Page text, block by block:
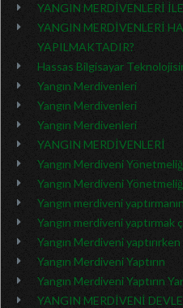
YANGIN MERDİVENLERİ
YANGIN MERDİVENLERİ
YAPILMAKTADIR?
Hassas Bilgisayar
Yangın Merdivenleri
Yangın Merdivenleri
Yangın Merdivenleri
YANGIN MERDİVENLERİ
Yangın Merdiveni
Yangın Merdiveni
Yangın merdiveni
Yangın merdiveni yaptırmak
Yangın Merdiveni
Yangın Merdiveni Yaptırın
Yangın Merdiveni Yaptırın
YANGIN MERDİVENİ